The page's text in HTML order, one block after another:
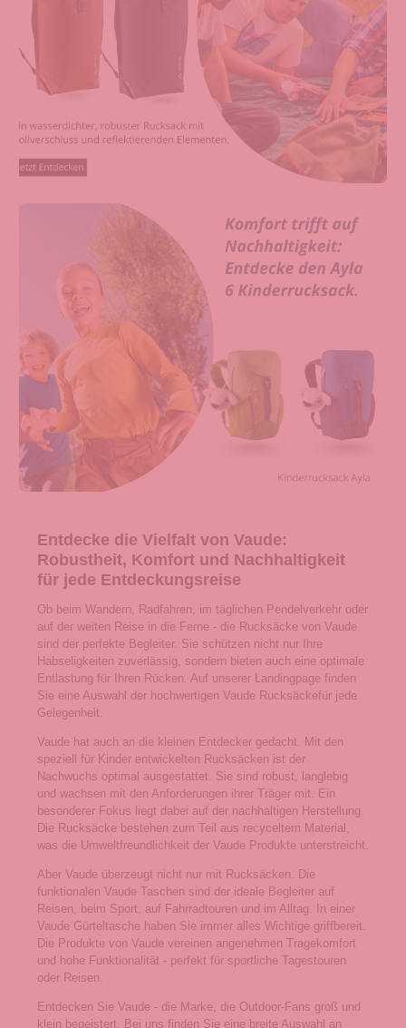
Entdecke die Vielfalt von Vaude:
Robustheit, Komfort und Nachhaltigkeit
für jede Entdeckungsreise
Ob beim Wandern, Radfahren, im täglichen Pendelverkehr oder
auf der weiten Reise in die Ferne - die Rucksäcke von Vaude
sind der perfekte Begleiter. Sie schützen nicht nur Ihre
Habseligkeiten zuverlässig, sondern bieten auch eine optimale
Entlastung für Ihren Rücken. Auf unserer Landingpage finden
Sie eine Auswahl der hochwertigen Vaude Rucksäckefür jede
Gelegenheit.
Vaude hat auch an die kleinen Entdecker gedacht. Mit den
speziell für Kinder entwickelten Rucksäcken ist der
Nachwuchs optimal ausgestattet. Sie sind robust, langlebig
und wachsen mit den Anforderungen ihrer Träger mit. Ein
besonderer Fokus liegt dabei auf der nachhaltigen Herstellung.
Die Rucksäcke bestehen zum Teil aus recyceltem Material,
was die Umweltfreundlichkeit der Vaude Produkte unterstreicht.
Aber Vaude überzeugt nicht nur mit Rucksäcken. Die
funktionalen Vaude Taschen sind der ideale Begleiter auf
Reisen, beim Sport, auf Fahrradtouren und im Alltag. In einer
Vaude Gürteltasche haben Sie immer alles Wichtige griffbereit.
Die Produkte von Vaude vereinen angenehmen Tragekomfort
und hohe Funktionalität - perfekt für sportliche Tagestouren
oder Reisen.
Entdecken Sie Vaude - die Marke, die Outdoor-Fans groß und
klein begeistert. Bei uns finden Sie eine breite Auswahl an